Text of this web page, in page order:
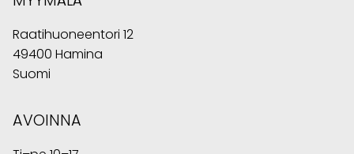
Raatihuoneentori 12
49400 Hamina
Suomi
AVOINNA